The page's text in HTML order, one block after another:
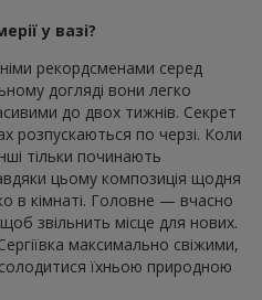
у вазі?
рекордсменами серед
догляді вони легко
до двох тижнів. Секрет
розпускаються по черзі. Коли
тільки починають
цьому композиція щодня
в кімнаті. Головне — вчасно
звільнить місце для нових.
максимально свіжими,
їхньою природною